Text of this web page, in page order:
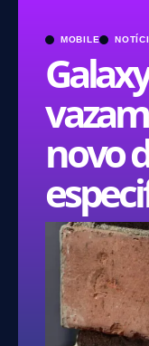
MOBILE
novo